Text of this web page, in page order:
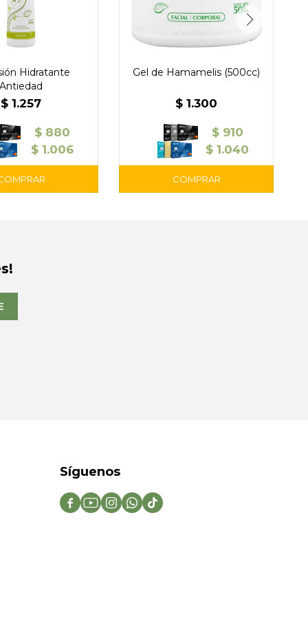
Hidratante
Antiedad
$ 1.257
$ 880
$ 1.006
Gel de Hamamelis (500cc)
$ 1.300
$ 910
$ 1.040
Síguenos
    